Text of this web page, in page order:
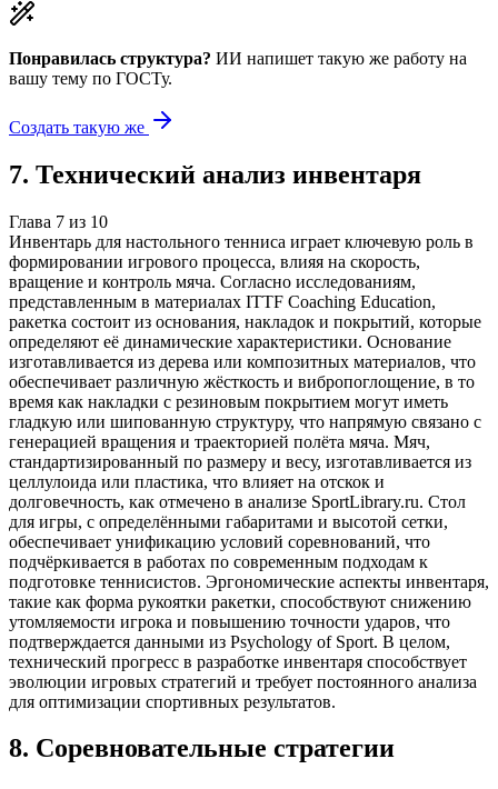
Понравилась структура? ИИ напишет такую же работу на
вашу тему по ГОСТу.
Создать такую же
7. Технический анализ инвентаря
Глава 7 из 10
Инвентарь для настольного тенниса играет ключевую роль в
формировании игрового процесса, влияя на скорость,
вращение и контроль мяча. Согласно исследованиям,
представленным в материалах ITTF Coaching Education,
ракетка состоит из основания, накладок и покрытий, которые
определяют её динамические характеристики. Основание
изготавливается из дерева или композитных материалов, что
обеспечивает различную жёсткость и вибропоглощение, в то
время как накладки с резиновым покрытием могут иметь
гладкую или шипованную структуру, что напрямую связано с
генерацией вращения и траекторией полёта мяча. Мяч,
стандартизированный по размеру и весу, изготавливается из
целлулоида или пластика, что влияет на отскок и
долговечность, как отмечено в анализе SportLibrary.ru. Стол
для игры, с определёнными габаритами и высотой сетки,
обеспечивает унификацию условий соревнований, что
подчёркивается в работах по современным подходам к
подготовке теннисистов. Эргономические аспекты инвентаря,
такие как форма рукоятки ракетки, способствуют снижению
утомляемости игрока и повышению точности ударов, что
подтверждается данными из Psychology of Sport. В целом,
технический прогресс в разработке инвентаря способствует
эволюции игровых стратегий и требует постоянного анализа
для оптимизации спортивных результатов.
8. Соревновательные стратегии